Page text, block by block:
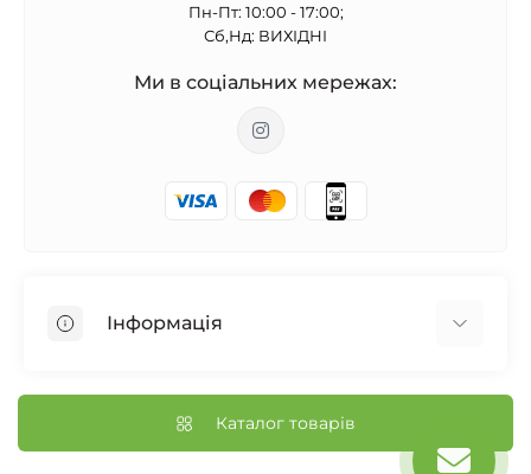
Пн-Пт: 10:00 - 17:00;
Сб,Нд: ВИХІДНІ
Ми в соціальних мережах:
Інформація
Доставка і оплата
Каталог товарів